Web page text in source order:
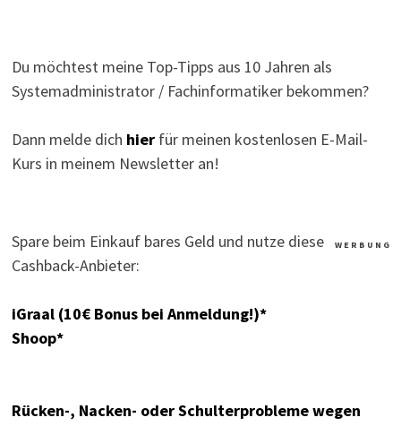
Du möchtest meine Top-Tipps aus 10 Jahren als
Systemadministrator / Fachinformatiker bekommen?
Dann melde dich hierfür meinen kostenlosen E-Mail-
Kurs in meinem Newsletter an!
W E R B U N G
Spare beim Einkauf bares Geld und nutze diese
Cashback-Anbieter:
iGraal (10€ Bonus bei Anmeldung!)*
Shoop*
Rücken-, Nacken- oder Schulterprobleme wegen